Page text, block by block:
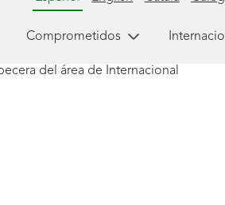
Comprometidos